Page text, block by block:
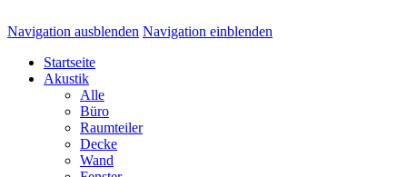
Navigation ausblenden Navigation einblenden
Startseite
Akustik
Alle
Büro
Raumteiler
Decke
Wand